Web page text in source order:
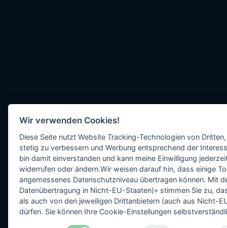
Wir verwenden Cookies!
Diese Seite nutzt Website Tracking-Technologien von
stetig zu verbessern und Werbung entsprechend der
bin damit einverstanden und kann meine Einwilligung
widerrufen oder ändern.Wir weisen darauf hin, dass einige
angemessenes Datenschutzniveau übertragen können. Mit
Datenübertragung in Nicht-EU-Staaten)» stimmen Sie zu,
als auch von den jeweiligen Drittanbietern (auch aus Nicht-
dürfen. Sie können Ihre Cookie-Einstellungen